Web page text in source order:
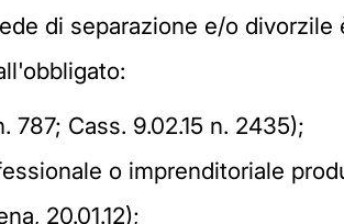
di separazione e/o divorzile
787; Cass. 9.02.15 n. 2435);
o imprenditoriale
20.01.12);